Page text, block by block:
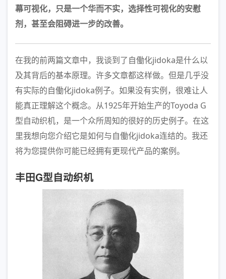
幕可视化，只是一个华而不实，选择性可视化的安慰
剂，甚至会阻碍进一步的改善。
在我的前两篇文章中，我谈到了自働化jidoka是什么以
及其背后的基本原理。许多文章都这样做。但是几乎没
有实际的自働化jidoka例子。如果没有实例，很难让人
能真正理解这个概念。从1925年开始生产的Toyoda G
型自动织机，是一个众所周知的很好的历史例子。在这
里我想向您介绍它是如何与自働化jidoka连结的。我还
将为您提供你可能已经拥有更现代产品的案例。
丰田G型自动织机